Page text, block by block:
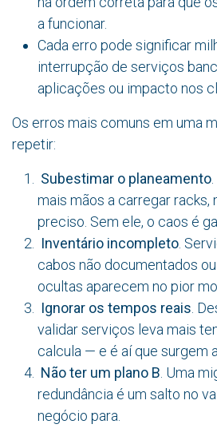
a funcionar.
Cada erro pode significar
interrupção de serviços
aplicações ou impacto nos
Os erros mais comuns em uma
repetir:
Subestimar o planeamento
mais mãos a carregar racks,
preciso. Sem ele, o caos é
Inventário incompleto .
cabos não documentados
ocultas aparecem no pior
Ignorar os tempos reais .
validar serviços leva mais
calcula — e é aí que surgem
Não ter um plano B . Uma
redundância é um salto no
negócio para.